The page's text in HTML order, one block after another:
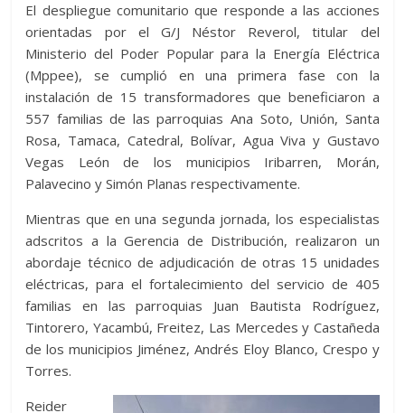
El despliegue comunitario que responde a las acciones
orientadas por el G/J Néstor Reverol, titular del
Ministerio del Poder Popular para la Energía Eléctrica
(Mppee), se cumplió en una primera fase con la
instalación de 15 transformadores que beneficiaron a
557 familias de las parroquias Ana Soto, Unión, Santa
Rosa, Tamaca, Catedral, Bolívar, Agua Viva y Gustavo
Vegas León de los municipios Iribarren, Morán,
Palavecino y Simón Planas respectivamente.
Mientras que en una segunda jornada, los especialistas
adscritos a la Gerencia de Distribución, realizaron un
abordaje técnico de adjudicación de otras 15 unidades
eléctricas, para el fortalecimiento del servicio de 405
familias en las parroquias Juan Bautista Rodríguez,
Tintorero, Yacambú, Freitez, Las Mercedes y Castañeda
de los municipios Jiménez, Andrés Eloy Blanco, Crespo y
Torres.
Reider